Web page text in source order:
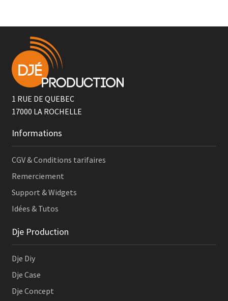
1 RUE DE QUEBEC
17000 LA ROCHELLE
Informations
CGV & Conditions tarifaires
Remerciement
Support & Widgets
Idées & Tutos
Dje Production
Dje Diy
Dje Case
Dje Concept